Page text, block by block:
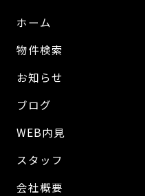
ホーム
物件検索
お知らせ
ブログ
WEB内見
スタッフ
会社概要